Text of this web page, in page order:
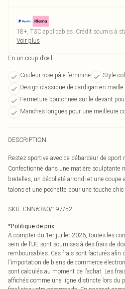
18+, T&C applicables. Crédit soumis à
Voir plus
En un coup d’œil
Couleur rose pâle féminine
Style
Design classique de cardigan en maille
Fermeture boutonnée sur le devant
Manches longues pour une meilleure
DESCRIPTION
Restez sportive avec ce débardeur de
Confectionné dans une matière sculptante
bretelles, un décolleté arrondi et une coupe
talons et une pochette pour une touche
SKU: CNN6380/197/52
*Politique de prix
À compter du 1er juillet 2026, toutes les
sein de l’UE sont soumises à des frais de
remboursables. Ces frais sont facturés afin
l’importation de biens de commerce
sont calculés au moment de l’achat. Les
affichés comme une ligne distincte lors du